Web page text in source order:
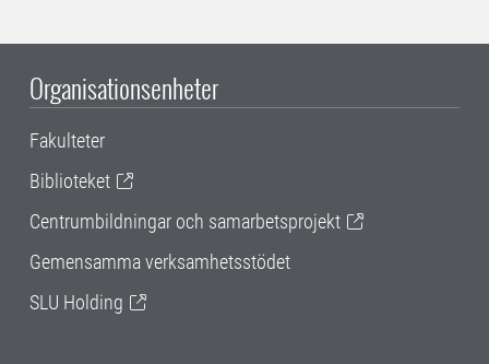
Organisationsenheter
Fakulteter
Biblioteket
Centrumbildningar och samarbetsprojekt
Gemensamma verksamhetsstödet
SLU Holding